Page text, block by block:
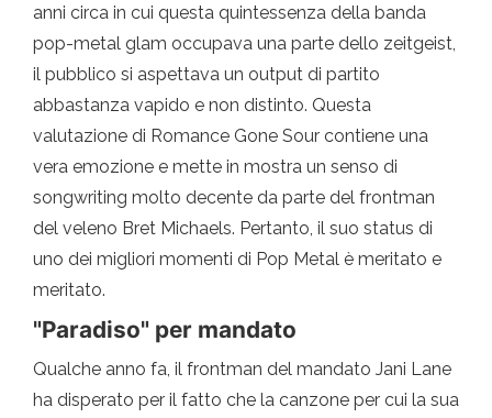
anni circa in cui questa quintessenza della banda
pop-metal glam occupava una parte dello zeitgeist,
il pubblico si aspettava un output di partito
abbastanza vapido e non distinto. Questa
valutazione di Romance Gone Sour contiene una
vera emozione e mette in mostra un senso di
songwriting molto decente da parte del frontman
del veleno Bret Michaels. Pertanto, il suo status di
uno dei migliori momenti di Pop Metal è meritato e
meritato.
"Paradiso" per mandato
Qualche anno fa, il frontman del mandato Jani Lane
ha disperato per il fatto che la canzone per cui la sua